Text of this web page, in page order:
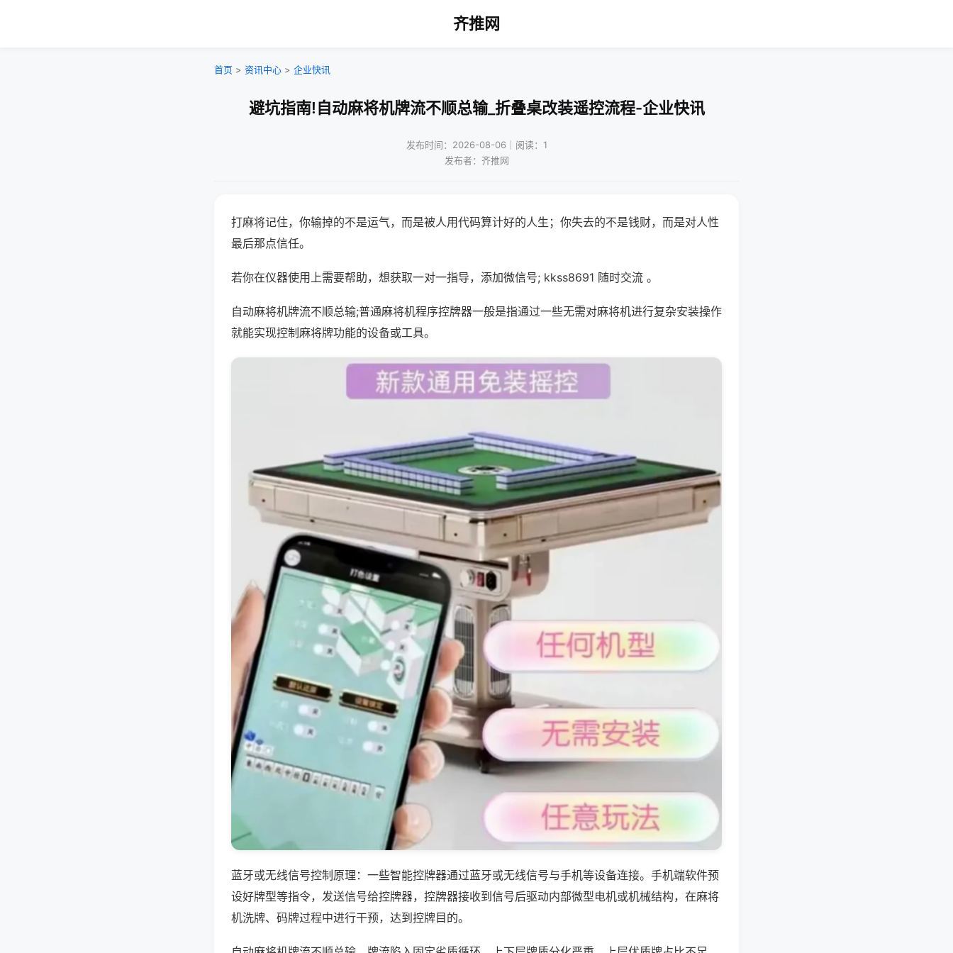
齐推网
首页 > 资讯中心 > 企业快讯
避坑指南!自动麻将机牌流不顺总输_折叠桌改装遥控流程-企业快讯
发布时间：2026-08-06｜阅读：1
发布者：齐推网
打麻将记住，你输掉的不是运气，而是被人用代码算计好的人生；你失去的不是钱财，而是对人性
最后那点信任。
若你在仪器使用上需要帮助，想获取一对一指导，添加微信号; kkss8691 随时交流 。
自动麻将机牌流不顺总输;普通麻将机程序控牌器一般是指通过一些无需对麻将机进行复杂安装操作
就能实现控制麻将牌功能的设备或工具。
蓝牙或无线信号控制原理：一些智能控牌器通过蓝牙或无线信号与手机等设备连接。手机端软件预
设好牌型等指令，发送信号给控牌器，控牌器接收到信号后驱动内部微型电机或机械结构，在麻将
机洗牌、码牌过程中进行干预，达到控牌目的。